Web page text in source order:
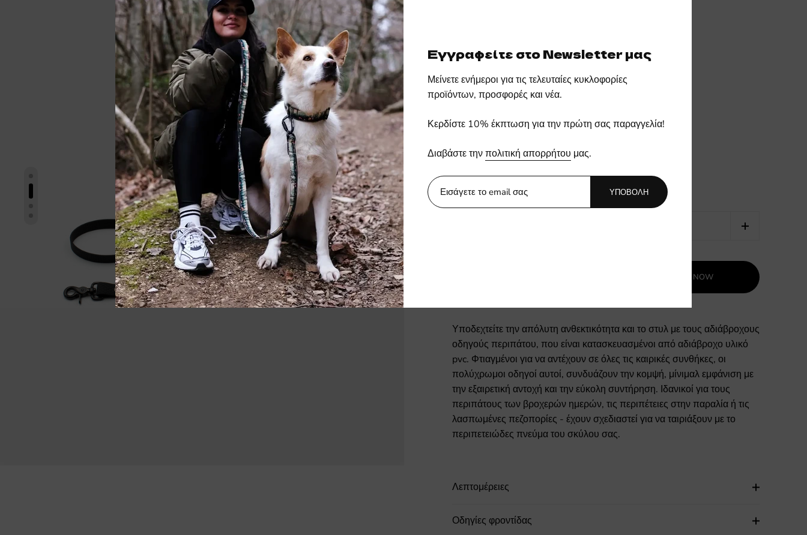
2m 5m
Lobster
BUY IT NOW
Υποδεχτείτε την απόλυτη ανθεκτικότητα και το στυλ με τους αδιάβροχους
οδηγούς περιπάτου, που είναι κατασκευασμένοι από αδιάβροχο υλικό
pvc. Φτιαγμένοι για να αντέχουν σε όλες τις καιρικές συνθήκες, οι
πολύχρωμοι οδηγοί αυτοί, συνδυάζουν την κομψή, μίνιμαλ εμφάνιση με
την εξαιρετική αντοχή και την εύκολη συντήρηση. Ιδανικοί για τους
περιπάτους των βροχερών ημερών, τις περιπέτειες στην παραλία ή τις
λασπωμένες πεζοπορίες - έχουν σχεδιαστεί για να ταιριάξουν με το
περιπετειώδες πνεύμα του σκύλου σας.
Λεπτομέρειες
Οδηγίες φροντίδας
Εγγραφείτε στο Newsletter μας
Μείνετε ενήμεροι για τις τελευταίες κυκλοφορίες
προϊόντων, προσφορές και νέα.
Κερδίστε 10% έκπτωση για την πρώτη σας παραγγελία!
Διαβάστε τηνπολιτική απορρήτου μας.
ΥΠΟΒΟΛΗ